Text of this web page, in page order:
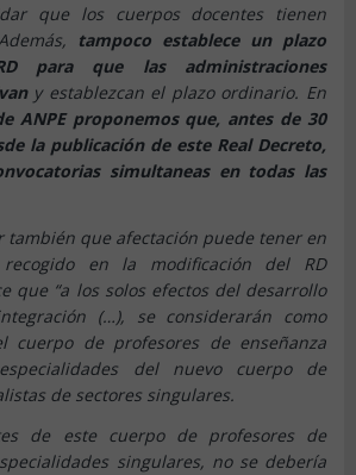
que los cuerpos docentes tienen
tampoco establece un plazo
para que las administraciones
y establezcan el plazo ordinario. En
ANPE proponemos que, antes de 30
la publicación de este Real Decreto,
simultaneas en todas las
también que afectación puede tener en
en la modificación del RD
que “a los solos efectos del desarrollo
(…), se considerarán como
cuerpo de profesores de enseñanza
del nuevo cuerpo de
de sectores singulares.
de este cuerpo de profesores de
singulares, no se debería